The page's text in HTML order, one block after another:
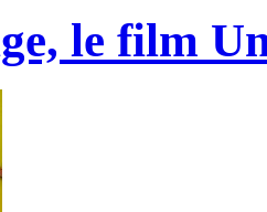
le film